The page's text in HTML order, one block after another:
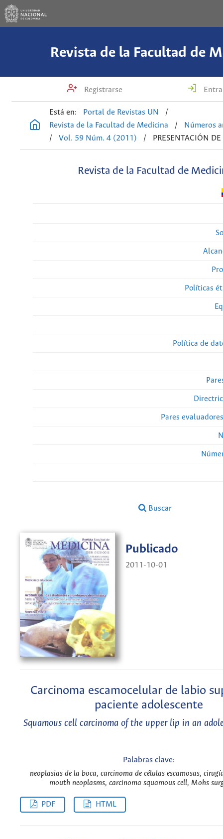
Revista de la Facultad de
Registrarse
Está en: Portal de Revistas UN
/
Revista de la Facultad de Medicina
/
Números
/
Vol. 59 Núm. 4 (2011) / PRESENTACIÓN DE
Revista de la Facultad de
Políticas
Política de
Pares
Buscar
Publicado
2011-10-01
Carcinoma escamocelular de labio
paciente adolescente
Squamous cell carcinoma of the upper lip in an
Palabras clave:
neoplasias de la boca, carcinoma de células escamosas,
mouth neoplasms, carcinoma squamous cell, Mohs
PDF HTML